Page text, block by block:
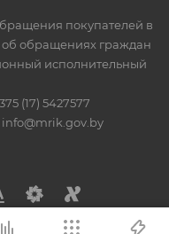
покупателей в
об обращениях граждан
исполнительный
(17) 5427577